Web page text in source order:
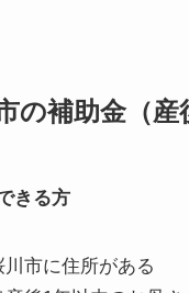
の補助金（産
きる方
川市に住所がある